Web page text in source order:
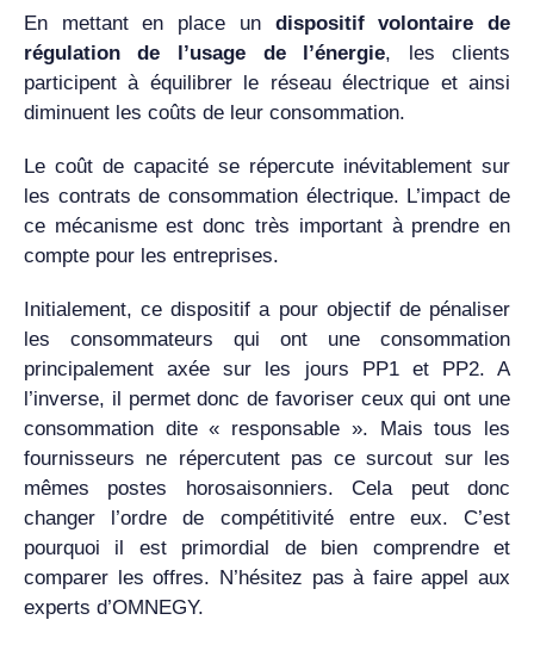
En mettant en place un dispositif volontaire de
régulation de l’usage de l’énergie, les clients
participent à équilibrer le réseau électrique et ainsi
diminuent les coûts de leur consommation.
Le coût de capacité se répercute inévitablement sur
les contrats de consommation électrique. L’impact de
ce mécanisme est donc très important à prendre en
compte pour les entreprises.
Initialement, ce dispositif a pour objectif de pénaliser
les consommateurs qui ont une consommation
principalement axée sur les jours PP1 et PP2. A
l’inverse, il permet donc de favoriser ceux qui ont une
consommation dite « responsable ». Mais tous les
fournisseurs ne répercutent pas ce surcout sur les
mêmes postes horosaisonniers. Cela peut donc
changer l’ordre de compétitivité entre eux. C’est
pourquoi il est primordial de bien comprendre et
comparer les offres. N’hésitez pas à faire appel aux
experts d’OMNEGY.